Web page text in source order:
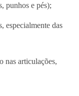
punhos e pés);
especialmente das
nas articulações,